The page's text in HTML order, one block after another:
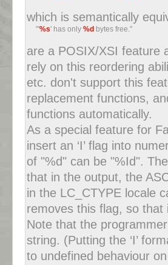
which is semantically
     "'
%s' has only %d bytes free."
are a POSIX/XSI feature
rely on this reordering
etc. don't support this
replacement functions,
functions automatically.
As a special feature for
insert an ‘I’ flag into
of "%d" can be "%Id".
that in the output, the
in the LC_CTYPE locale
removes this flag, so that
Note that the
string. (Putting the ‘I’
to undefined behaviour